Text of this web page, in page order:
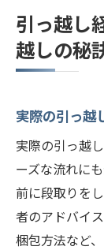
引っ越し
越しの秘
実際の引っ越
実際の引っ越
ーズな流れに
前に段取りを
者のアドバイ
梱包方法など